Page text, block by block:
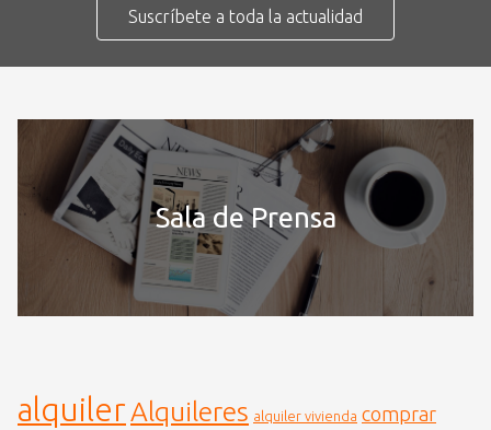
Suscríbete a toda la actualidad
Sala de Prensa
alquilerAlquileres alquiler vivienda comprar